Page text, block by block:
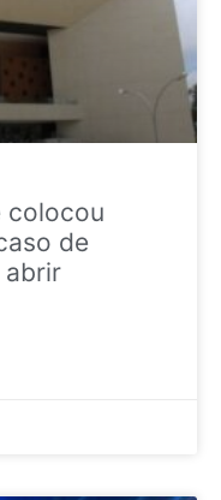
colocou
de
abrir